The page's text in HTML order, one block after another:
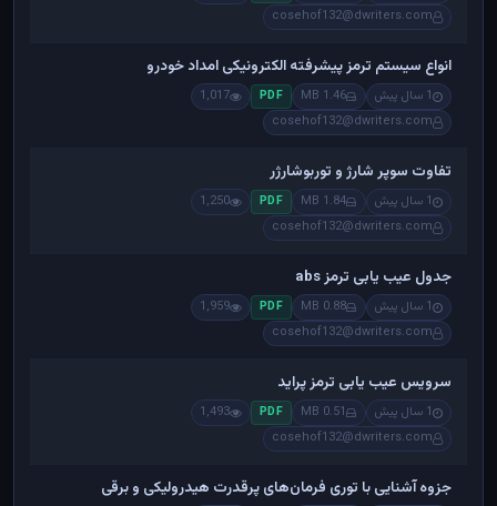
cosehof132@dwriters.com
انواع سیستم ترمز پیشرفته الکترونیکی امداد خودرو
1 سال پیش 1.46 MB
PDF
1,017
cosehof132@dwriters.com
تفاوت سوپر شارژ و توربوشارژر
1 سال پیش 1.84 MB
PDF
1,250
cosehof132@dwriters.com
جدول عیب یابی ترمز abs
1 سال پیش 0.88 MB
PDF
1,959
cosehof132@dwriters.com
سرویس عیب یابی ترمز پراید
1 سال پیش 0.51 MB
PDF
1,493
cosehof132@dwriters.com
جزوه آشنایی با توری فرمان‌های پرقدرت هیدرولیکی و برقی